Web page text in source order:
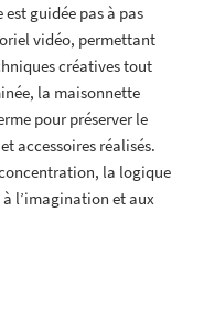
guidée pas à pas
vidéo, permettant
créatives tout
la maisonnette
pour préserver le
accessoires réalisés.
la logique
l’imagination et aux